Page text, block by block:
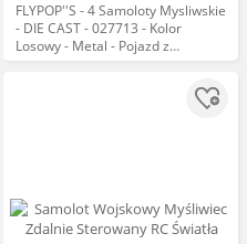
FLYPOP''S - 4 Samoloty Mysliwskie
- DIE CAST - 027713 - Kolor
Losowy - Metal - Pojazd z
Napedem na Wstecznym Biegu -
Urodziny - 10 cm - Dla Dzieci od 3